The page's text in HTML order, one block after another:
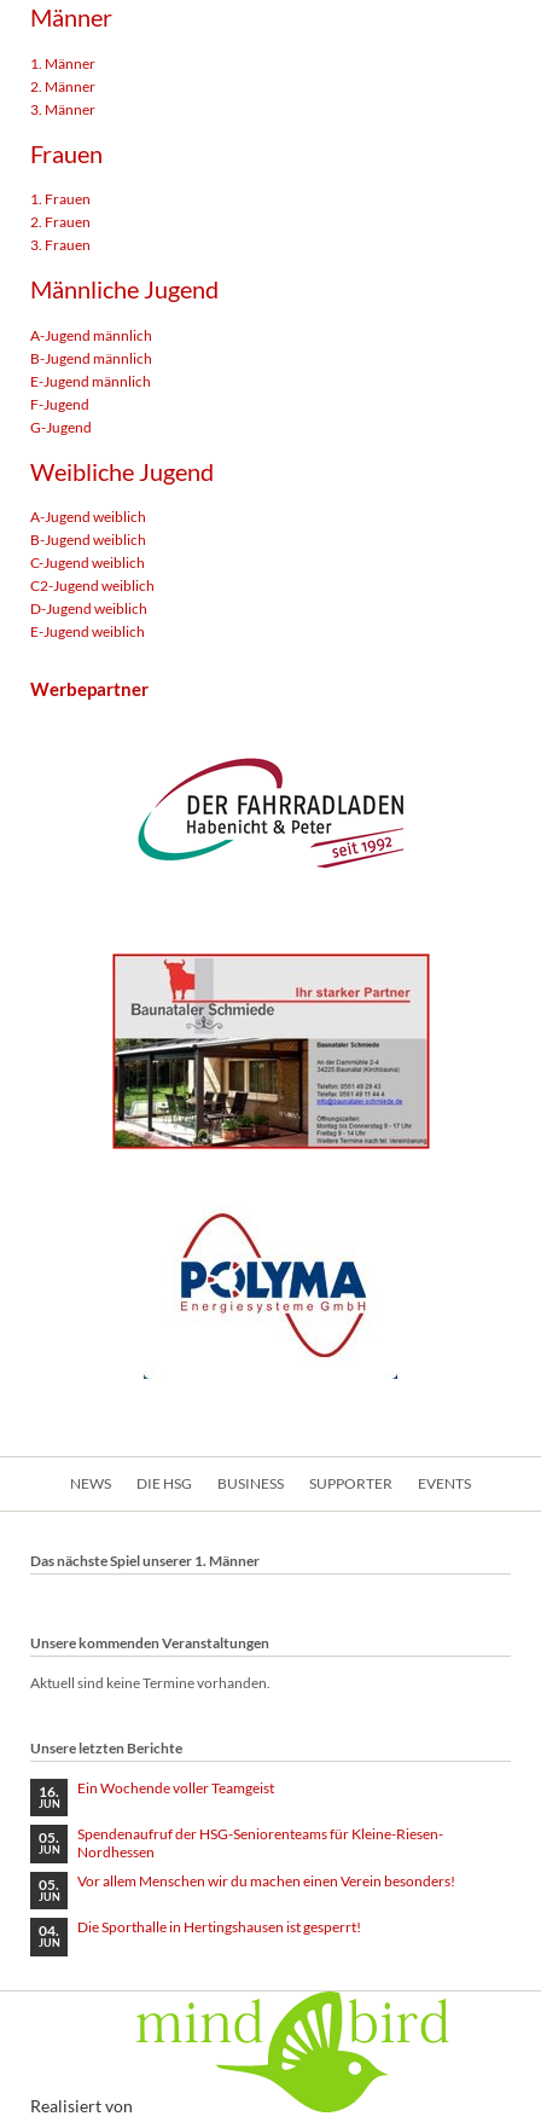
Männer
1. Männer
2. Männer
3. Männer
Frauen
1. Frauen
2. Frauen
3. Frauen
Männliche Jugend
A-Jugend männlich
B-Jugend männlich
E-Jugend männlich
F-Jugend
G-Jugend
Weibliche Jugend
A-Jugend weiblich
B-Jugend weiblich
C-Jugend weiblich
C2-Jugend weiblich
D-Jugend weiblich
E-Jugend weiblich
Werbepartner
Navigation
NEWS DIE HSG BUSINESS SUPPORTER EVENTS
Das nächste Spiel unserer 1. Männer
Unsere kommenden Veranstaltungen
Aktuell sind keine Termine vorhanden.
Unsere letzten Berichte
16.
JUN
Ein Wochende voller Teamgeist
05.
JUN
Spendenaufruf der HSG-Seniorenteams für Kleine-Riesen-
Nordhessen
05.
JUN
Vor allem Menschen wir du machen einen Verein besonders!
04.
JUN
Die Sporthalle in Hertingshausen ist gesperrt!
Realisiert von